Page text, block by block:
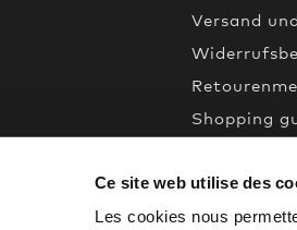
Ce site web utilise des
Les cookies nous
Versand
Shopping
Made In
Quality